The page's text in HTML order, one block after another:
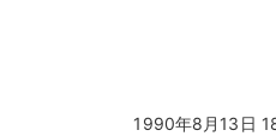
1990年8月13日